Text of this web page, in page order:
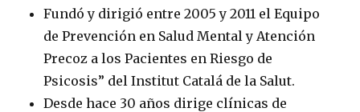
Fundó y dirigió entre 2005 y 2011 el Equipo
de Prevención en Salud Mental y Atención
Precoz a los Pacientes en Riesgo de
Psicosis” del Institut Catalá de la Salut.
Desde hace 30 años dirige clínicas de